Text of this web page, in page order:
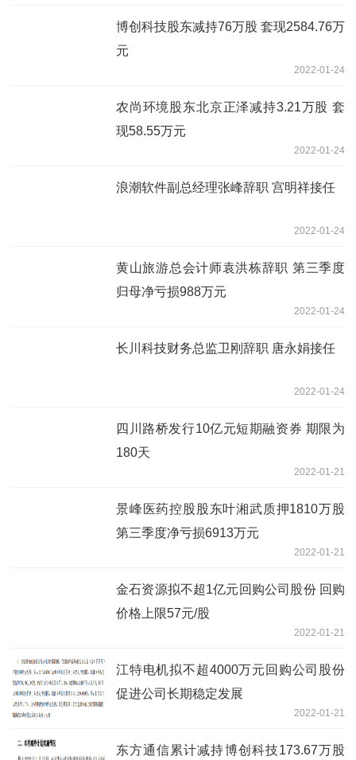
博创科技股东减持76万股 套现2584.76万
元
2022-01-24
农尚环境股东北京正泽减持3.21万股 套
现58.55万元
2022-01-24
浪潮软件副总经理张峰辞职 宫明祥接任
2022-01-24
黄山旅游总会计师袁洪栋辞职 第三季度
归母净亏损988万元
2022-01-24
长川科技财务总监卫刚辞职 唐永娟接任
2022-01-24
四川路桥发行10亿元短期融资券 期限为
180天
2022-01-21
景峰医药控股股东叶湘武质押1810万股
第三季度净亏损6913万元
2022-01-21
金石资源拟不超1亿元回购公司股份 回购
价格上限57元/股
2022-01-21
江特电机拟不超4000万元回购公司股份
促进公司长期稳定发展
2022-01-21
东方通信累计减持博创科技173.67万股